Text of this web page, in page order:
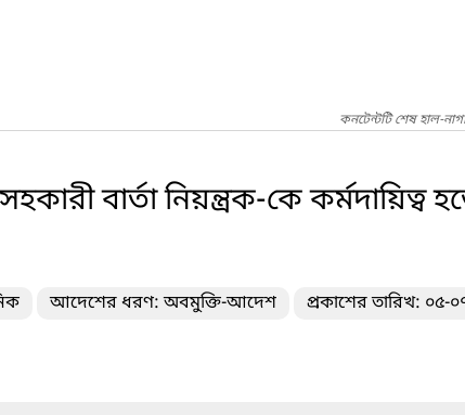
কনটেন্টটি শেষ হাল-
বার্তা নিয়ন্ত্রক-কে কর্মদায়িত্ব
আদেশের ধরণ: অবমুক্তি-আদেশ প্রকাশের তারিখ: ০৫-